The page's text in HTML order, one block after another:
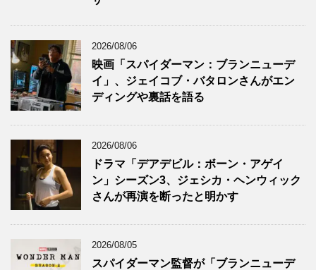
2026/08/06
映画「スパイダーマン：ブランニューデ
イ」、ジェイコブ・バタロンさんがエン
ディングや裏話を語る
2026/08/06
ドラマ「デアデビル：ボーン・アゲイ
ン」シーズン3、ジェシカ・ヘンウィック
さんが再演を断ったと明かす
2026/08/05
スパイダーマン監督が「ブランニューデ